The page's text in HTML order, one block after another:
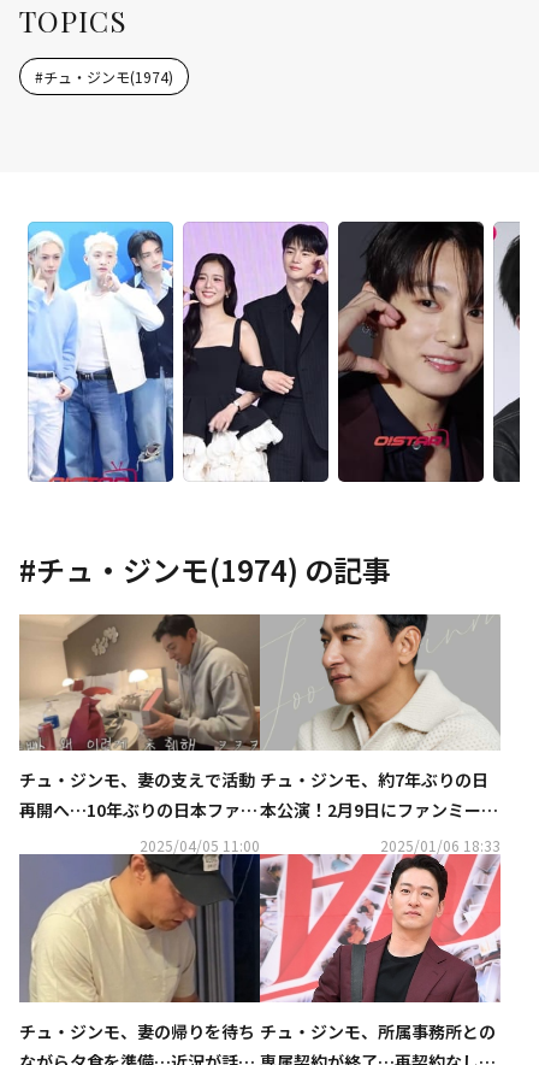
TOPICS
#チュ・ジンモ(1974)
#チュ・ジンモ(1974) の記事
チュ・ジンモ、妻の支えで活動
再開へ…10年ぶりの日本ファン
ミーティングが成功裏に終了
（動画あり）
2025/04/05 11:00
チュ・ジンモ、約7年ぶりの日
本公演！2月9日にファンミーテ
2025/01/06 18:33
チュ・ジンモ、妻の帰りを待ち チュ・ジンモ、所属事務所との